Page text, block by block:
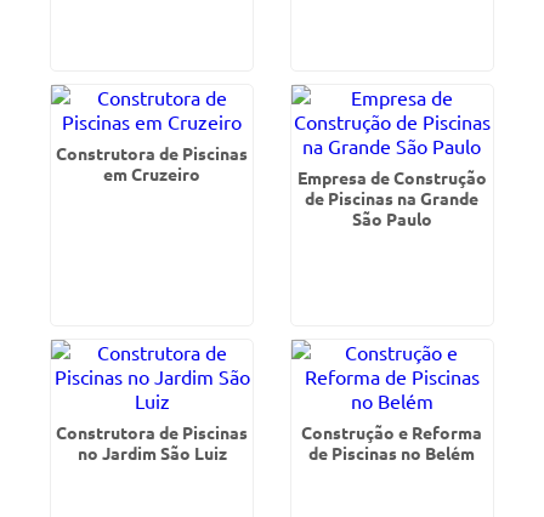
Construtora de Piscinas
em Cruzeiro
Empresa de Construção
de Piscinas na Grande
São Paulo
Construtora de Piscinas
no Jardim São Luiz
Construção e Reforma
de Piscinas no Belém